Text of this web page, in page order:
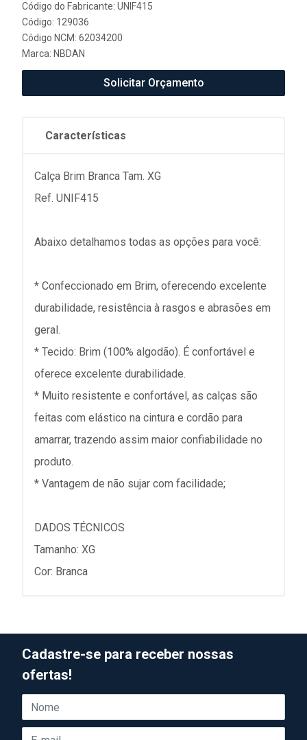
Código do Fabricante: UNIF415
Código: 129036
Código NCM: 62034200
Marca: NBDAN
Solicitar Orçamento
Características
Calça Brim Branca Tam. XG
Ref. UNIF415
Abaixo detalhamos todas as opções para você:
* Confeccionado em Brim, oferecendo excelente
durabilidade, resistência à rasgos e abrasões em
geral.
* Tecido: Brim (100% algodão). É confortável e
oferece excelente durabilidade.
* Muito resistente e confortável, as calças são
feitas com elástico na cintura e cordão para
amarrar, trazendo assim maior confiabilidade no
produto.
* Vantagem de não sujar com facilidade;
DADOS TÉCNICOS
Tamanho: XG
Cor: Branca
Cadastre-se para receber nossas
ofertas!